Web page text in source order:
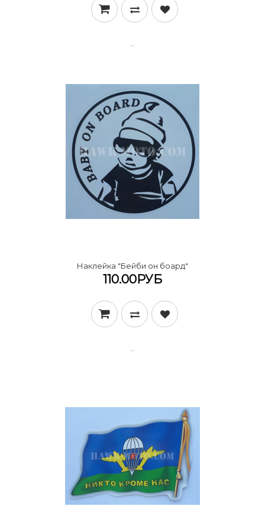
Наклейка "Бейби он боард"
110.00РУБ